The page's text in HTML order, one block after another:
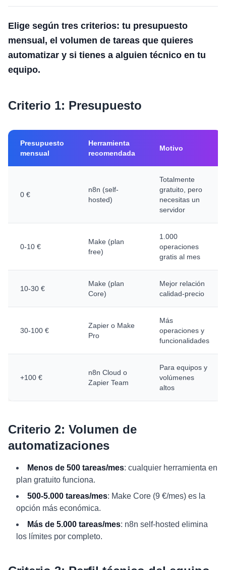
Elige según tres criterios: tu presupuesto
mensual, el volumen de tareas que quieres
automatizar y si tienes a alguien técnico en tu
equipo.
Criterio 1: Presupuesto
Presupuesto
mensual
Herramienta
recomendada
Motivo
0 €
n8n (self-
hosted)
Totalmente
gratuito, pero
necesitas un
servidor
0-10 €
Make (plan
free)
1.000
operaciones
gratis al mes
10-30 €
Make (plan
Core)
Mejor relación
calidad-precio
30-100 €
Zapier o Make
Pro
Más
operaciones y
funcionalidades
+100 €
n8n Cloud o
Zapier Team
Para equipos y
volúmenes
altos
Criterio 2: Volumen de
automatizaciones
Menos de 500 tareas/mes: cualquier herramienta en
plan gratuito funciona.
500-5.000 tareas/mes: Make Core (9 €/mes) es la
opción más económica.
Más de 5.000 tareas/mes: n8n self-hosted elimina
los límites por completo.